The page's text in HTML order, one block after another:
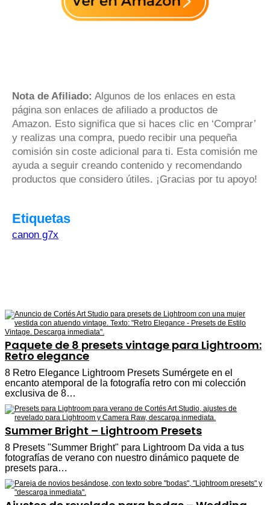
Nota de Afiliado: Algunos de los enlaces en esta
página son enlaces de afiliado a productos de
Amazon. Esto significa que si haces clic en ‘Comprar’
y realizas una compra, puedo recibir una pequeña
comisión sin coste adicional para ti. Esta comisión me
ayuda a seguir creando contenido y recomendando
productos que considero útiles. ¡Gracias por tu apoyo!
Etiquetas
canon g7x
Paquete de 8 presets vintage para Lightroom:
Retro elegance
8 Retro Elegance Lightroom Presets Sumérgete en el
encanto atemporal de la fotografía retro con mi colección
exclusiva de 8…
Summer Bright – Lightroom Presets
8 Presets "Summer Bright" para Lightroom Da vida a tus
fotografías de verano con nuestro dinámico paquete de
presets para…